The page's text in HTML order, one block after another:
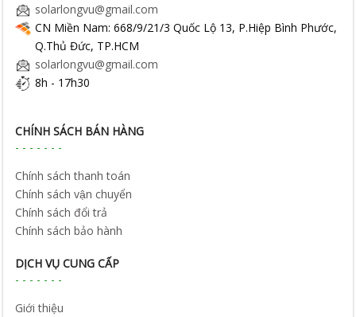
solarlongvu@gmail.com
CN Miền Nam: 668/9/21/3 Quốc Lộ 13, P.Hiệp Bình Phước,
Q.Thủ Đức, TP.HCM
solarlongvu@gmail.com
8h - 17h30
CHÍNH SÁCH BÁN HÀNG
Chính sách thanh toán
Chính sách vận chuyển
Chính sách đổi trả
Chính sách bảo hành
DỊCH VỤ CUNG CẤP
Giới thiệu